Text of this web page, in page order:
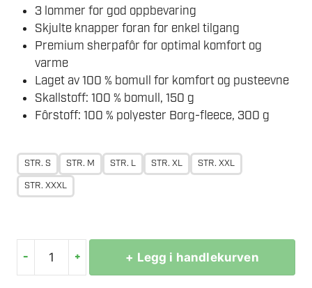
3 lommer for god oppbevaring
Skjulte knapper foran for enkel tilgang
Premium sherpafôr for optimal komfort og
varme
Laget av 100 % bomull for komfort og pusteevne
Skallstoff: 100 % bomull, 150 g
Fôrstoff: 100 % polyester Borg-fleece, 300 g
STR. S STR. M STR. L STR. XL
STR. XXL
STR. XXXL
-
PORTWEST
+ + Legg i handlekurven